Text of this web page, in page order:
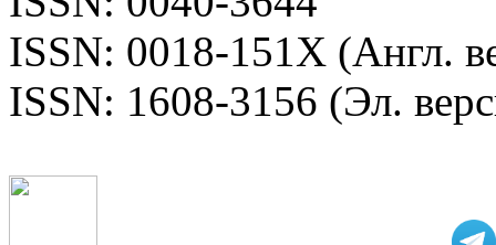
ISSN: 0018-151X (Англ.
ISSN: 1608-3156 (Эл.